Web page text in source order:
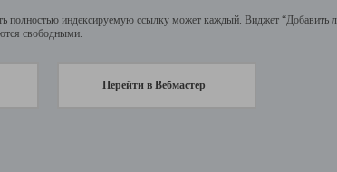
полностью индексируемую ссылку может каждый. Виджет “Добавить
свободными.
Перейти в Вебмастер